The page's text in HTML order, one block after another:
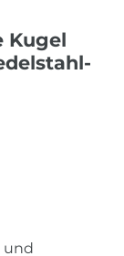
Kugel
und